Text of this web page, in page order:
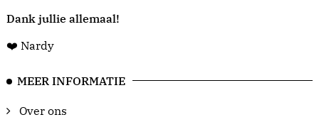
Dank jullie allemaal!
❤️ Nardy
MEER INFORMATIE
Over ons